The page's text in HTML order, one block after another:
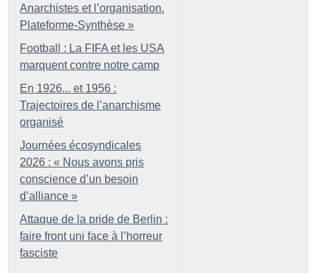
Anarchistes et l’organisation.
Plateforme-Synthèse »
Football : La FIFA et les USA
marquent contre notre camp
En 1926... et 1956 :
Trajectoires de l’anarchisme
organisé
Journées écosyndicales
2026 : « Nous avons pris
conscience d’un besoin
d’alliance »
Attaque de la pride de Berlin :
faire front uni face à l’horreur
fasciste